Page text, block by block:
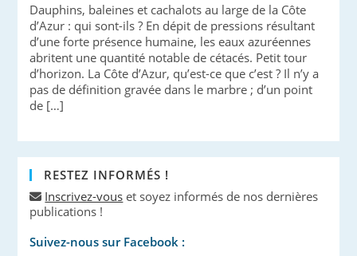
Dauphins, baleines et cachalots au large de la Côte
d’Azur : qui sont-ils ? En dépit de pressions résultant
d’une forte présence humaine, les eaux azuréennes
abritent une quantité notable de cétacés. Petit tour
d’horizon. La Côte d’Azur, qu’est-ce que c’est ? Il n’y a
pas de définition gravée dans le marbre ; d’un point
de […]
RESTEZ INFORMÉS !
Inscrivez-vous et soyez informés de nos dernières
publications !
Suivez-nous sur Facebook :